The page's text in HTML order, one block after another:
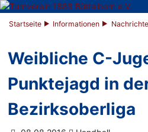
Startseite Informationen
Weibliche C-
Punktejagd in
Bezirksoberliga